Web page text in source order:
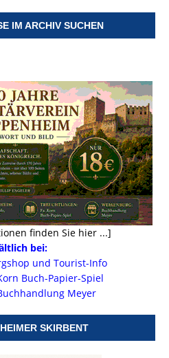
IM ARCHIV SUCHEN
finden Sie hier ...]
bei:
und Tourist-Info
Buch-Papier-Spiel
Meyer
SKIRBENT